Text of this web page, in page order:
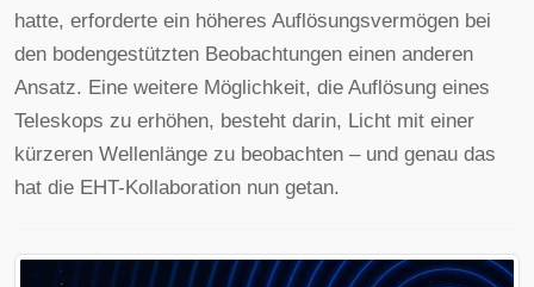
hatte, erforderte ein höheres Auflösungsvermögen bei
den bodengestützten Beobachtungen einen anderen
Ansatz. Eine weitere Möglichkeit, die Auflösung eines
Teleskops zu erhöhen, besteht darin, Licht mit einer
kürzeren Wellenlänge zu beobachten – und genau das
hat die EHT-Kollaboration nun getan.